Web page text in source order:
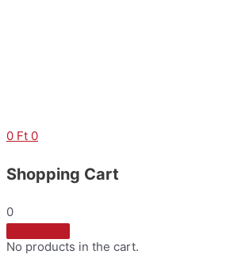
0 Ft 0
Shopping Cart
0
No products in the cart.